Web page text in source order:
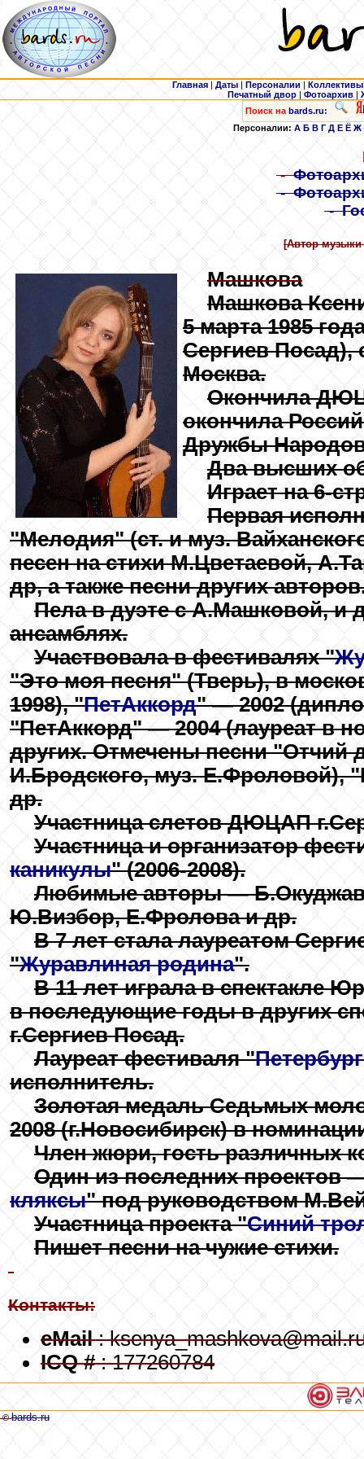
Главная | Даты | Персоналии | Коллективы
Печатный двор |Фотоархив |
Поиск на bards.ru:
Персоналии: А Б В Г Д Е Ё Ж
-
-
-
[Автор музыки
Машкова
Машкова
5 марта 1985
Сергиев Посад),
Москва.
Окончила
окончила
Дружбы
Два высших
Играет на 6-
Первая
"Мелодия" (ст. и муз.
песен на стихи М.Цветаевой,
др, а также песни других
Пела в дуэте с А.Машковой, и
ансамблях.
Участвовала в фестивалях "
"Это моя песня" (Тверь), в
1998), "ПетАккорд" — 2002
"ПетАккорд" — 2004 (лауреат в
других. Отмечены песни "Отчий
И.Бродского, муз. Е.Фроловой),
др.
Участница слетов ДЮЦАП
Участница и организатор
каникулы" (2006-2008).
Любимые авторы —
Ю.Визбор, Е.Фролова и др.
В 7 лет стала лауреатом
"Журавлиная родина".
В 11 лет играла в спектакле
в последующие годы в других
г.Сергиев Посад.
Лауреат фестиваля "
исполнитель.
Золотая медаль Седьмых
2008 (г.Новосибирск) в
Член жюри, гость различных
Один из последних проектов
кляксы" под руководством
Участница проекта "Синий
Пишет песни на чужие стихи.
Контакты:
eMail:
ICQ #: 177260784
©bards.ru